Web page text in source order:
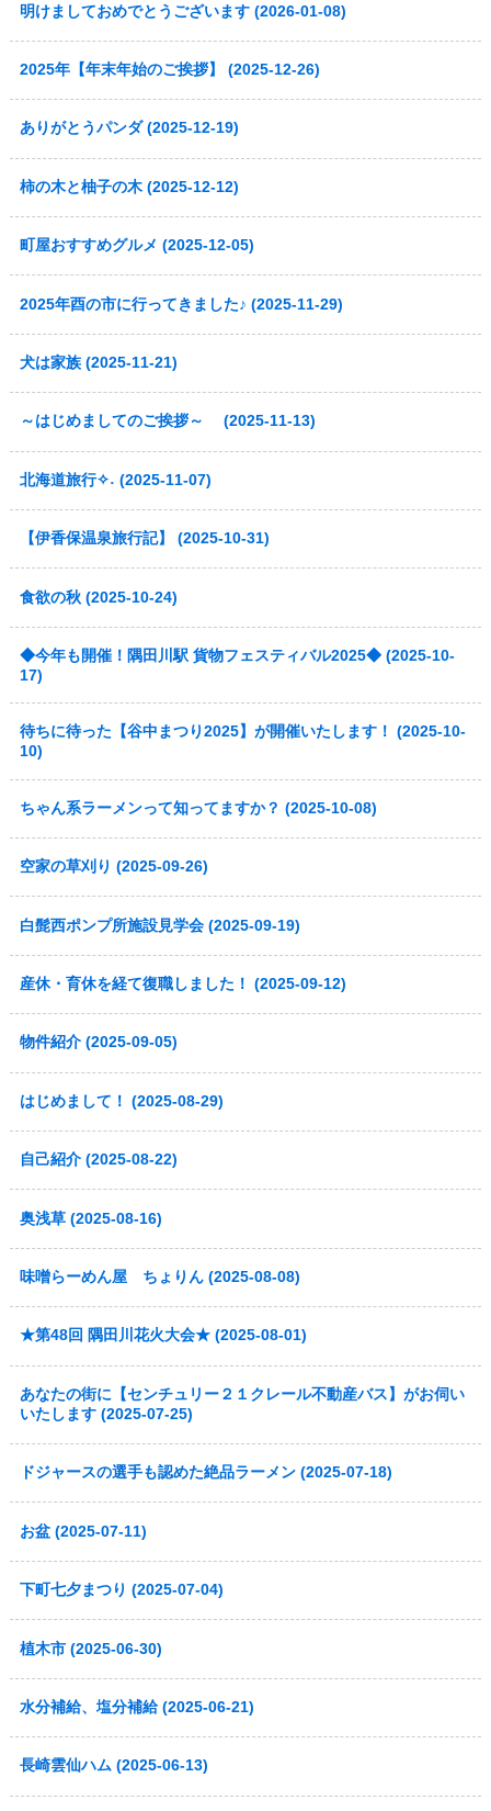
明けましておめでとうございます (2026-01-08)
2025年【年末年始のご挨拶】 (2025-12-26)
ありがとうパンダ (2025-12-19)
柿の木と柚子の木 (2025-12-12)
町屋おすすめグルメ (2025-12-05)
2025年酉の市に行ってきました♪ (2025-11-29)
犬は家族 (2025-11-21)
～はじめましてのご挨拶～ (2025-11-13)
北海道旅行✧˖ (2025-11-07)
【伊香保温泉旅行記】 (2025-10-31)
食欲の秋 (2025-10-24)
◆今年も開催！隅田川駅 貨物フェスティバル2025◆ (2025-10-
17)
待ちに待った【谷中まつり2025】が開催いたします！ (2025-10-
10)
ちゃん系ラーメンって知ってますか？ (2025-10-08)
空家の草刈り (2025-09-26)
白髭西ポンプ所施設見学会 (2025-09-19)
産休・育休を経て復職しました！ (2025-09-12)
物件紹介 (2025-09-05)
はじめまして！ (2025-08-29)
自己紹介 (2025-08-22)
奥浅草 (2025-08-16)
味噌らーめん屋 ちょりん (2025-08-08)
★第48回 隅田川花火大会★ (2025-08-01)
あなたの街に【センチュリー２１クレール不動産バス】がお伺い
いたします (2025-07-25)
ドジャースの選手も認めた絶品ラーメン (2025-07-18)
お盆 (2025-07-11)
下町七夕まつり (2025-07-04)
植木市 (2025-06-30)
水分補給、塩分補給 (2025-06-21)
長崎雲仙ハム (2025-06-13)